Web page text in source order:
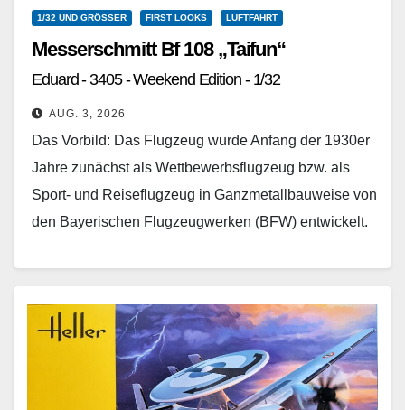
1/32 UND GRÖSSER FIRST LOOKS LUFTFAHRT
Messerschmitt Bf 108 „Taifun“
Eduard - 3405 - Weekend Edition - 1/32
AUG. 3, 2026
Das Vorbild: Das Flugzeug wurde Anfang der 1930er
Jahre zunächst als Wettbewerbsflugzeug bzw. als
Sport- und Reiseflugzeug in Ganzmetallbauweise von
den Bayerischen Flugzeugwerken (BFW) entwickelt.